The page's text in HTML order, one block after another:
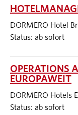
DORMERO Hotel
Status: ab sofort
OPERATIONS
EUROPAWEIT
DORMERO Hotels
Status: ab sofort